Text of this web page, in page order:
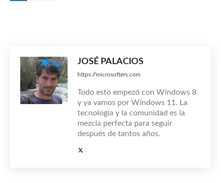
JOSÉ PALACIOS
https://microsofters.com
Todo esto empezó con Windows 8
y ya vamos por Windows 11. La
tecnología y la comunidad es la
mezcla perfecta para seguir
después de tantos años.